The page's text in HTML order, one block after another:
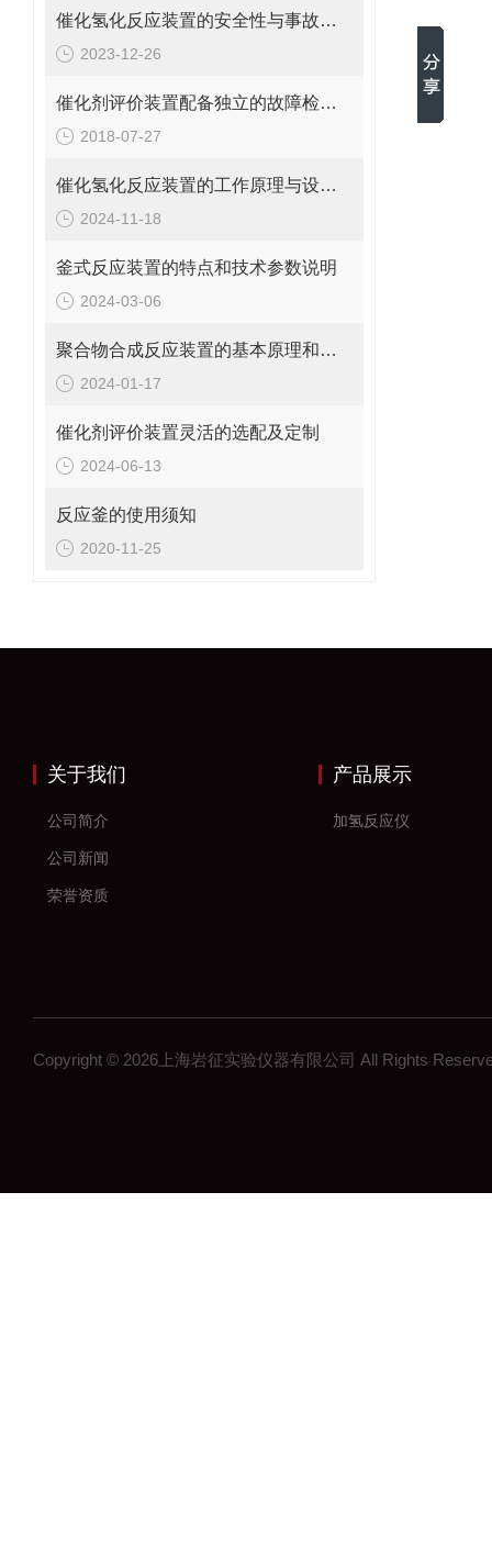
催化氢化反应装置的安全性与事故预防措施分析
2023-12-26
催化剂评价装置配备独立的故障检测系统
2018-07-27
催化氢化反应装置的工作原理与设计要点是怎样的？
2024-11-18
釜式反应装置的特点和技术参数说明
2024-03-06
聚合物合成反应装置的基本原理和工作流程解析
2024-01-17
催化剂评价装置灵活的选配及定制
2024-06-13
反应釜的使用须知
2020-11-25
关于我们
公司简介
公司新闻
荣誉资质
产品展示
加氢反应仪
Copyright © 2026上海岩征实验仪器有限公司 All Rights